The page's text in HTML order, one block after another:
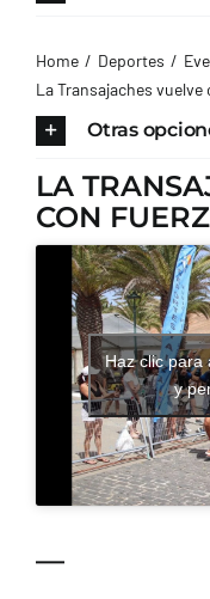
AYUNTAMIENTO
TURISMO
CONTACTO
Home Deportes
La Transajaches vuelve
Otras
LA
CON
Haz clic para
y
—